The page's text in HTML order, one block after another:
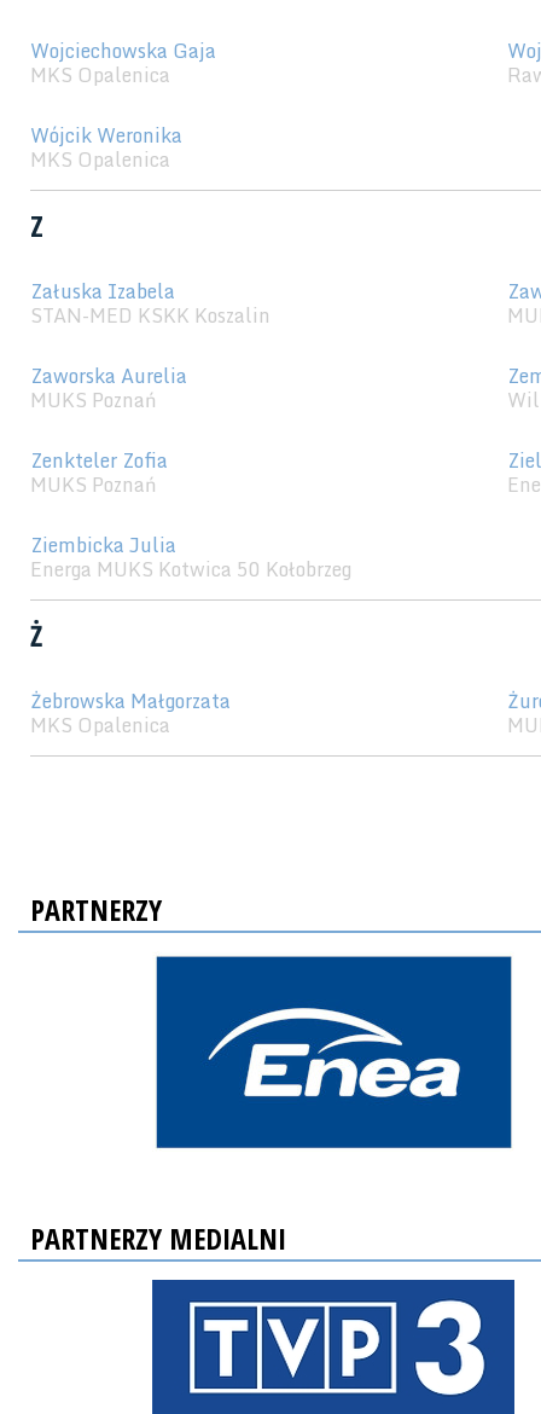
Wojciechowska Gaja
MKS Opalenica
Wójcik Weronika
MKS Opalenica
Z
Załuska Izabela
STAN-MED KSKK Koszalin
Zaworska Aurelia
MUKS Poznań
Zenkteler Zofia
MUKS Poznań
Ziembicka Julia
Energa MUKS Kotwica 50 Kołobrzeg
Ż
Żebrowska Małgorzata
MKS Opalenica
PARTNERZY
PARTNERZY MEDIALNI